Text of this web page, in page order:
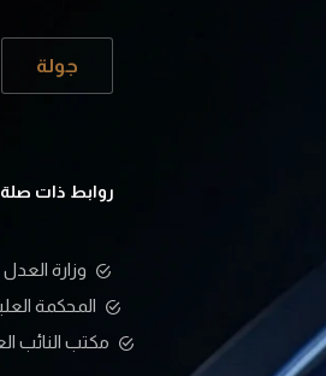
جولة
روابط ذات صلة
وزارة العدل
المحكمة
مكتب النائب